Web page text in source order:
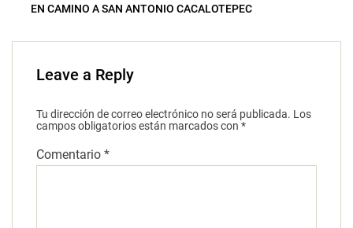
EN CAMINO A SAN ANTONIO CACALOTEPEC
Leave a Reply
Tu dirección de correo electrónico no será publicada. Los
campos obligatorios están marcados con *
Comentario *